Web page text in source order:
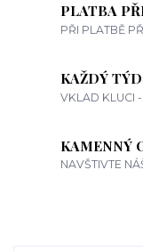
PLATBA
PŘI PLATBĚ
KAŽDÝ
VKLAD KLUCI
KAMENNÝ
NAVŠTIVTE